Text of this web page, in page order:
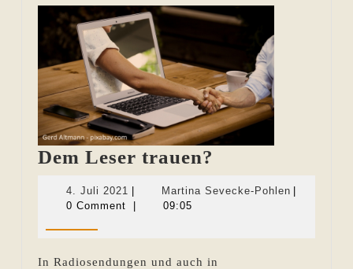
Dem Leser trauen?
4. Juli 2021 4.
Juli
| Martina Sevecke-Pohlen Martina
|
0 Comment
| 09:05
In Radiosendungen und auch in